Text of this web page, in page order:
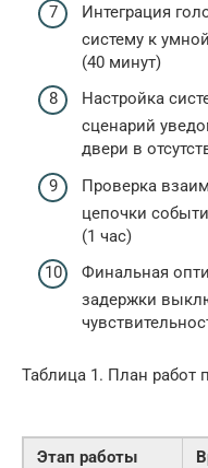
Интеграция
систему к
(40 минут)
Настройка
сценарий
двери в
Проверка
цепочки
(1 час)
Финальная
задержки
Таблица 1. План работ
Этап работы